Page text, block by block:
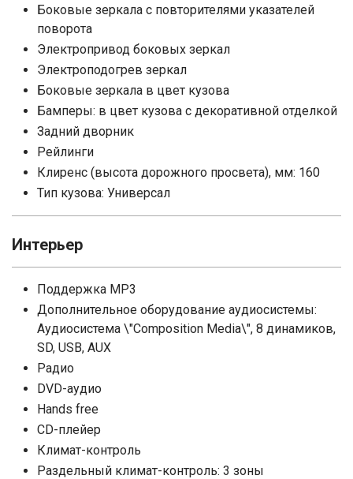
Боковые зеркала с повторителями указателей
поворота
Электропривод боковых зеркал
Электроподогрев зеркал
Боковые зеркала в цвет кузова
Бамперы: в цвет кузова с декоративной отделкой
Задний дворник
Рейлинги
Клиренс (высота дорожного просвета), мм: 160
Тип кузова: Универсал
Интерьер
Поддержка MP3
Дополнительное оборудование аудиосистемы:
Аудиосистема \"Composition Media\", 8 динамиков,
SD, USB, AUX
Радио
DVD-аудио
Hands free
CD-плейер
Климат-контроль
Раздельный климат-контроль: 3 зоны